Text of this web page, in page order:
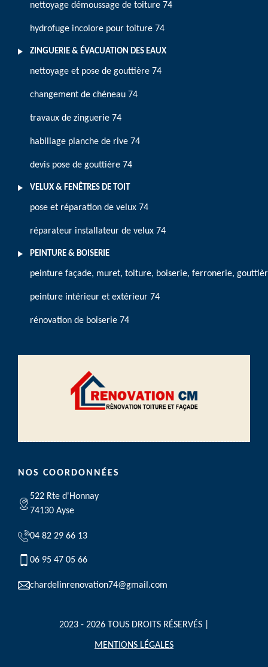
nettoyage démoussage de toiture 74
hydrofuge incolore pour toiture 74
ZINGUERIE & ÉVACUATION DES EAUX
nettoyage et pose de gouttière 74
changement de chéneau 74
travaux de zinguerie 74
habillage planche de rive 74
devis pose de gouttière 74
VELUX & FENÊTRES DE TOIT
pose et réparation de velux 74
réparateur installateur de velux 74
PEINTURE & BOISERIE
peinture façade, muret, toiture, boiserie, ferronerie,
peinture intérieur et extérieur 74
rénovation de boiserie 74
NOS COORDONNÉES
522 Rte d'Honnay
74130 Ayse
04 82 29 66 13
06 95 47 05 66
chardelinrenovation74@gmail.com
2023 - 2026 TOUS DROITS RÉSERVÉS |
MENTIONS LÉGALES